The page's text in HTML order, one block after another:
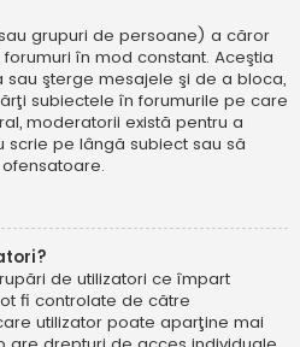
grupuri de persoane) a căror
în mod constant. Aceştia
şterge mesajele şi de a bloca,
subiectele în forumurile pe care
moderatorii există pentru a
scrie pe lângă subiect sau să
de utilizatori ce împart
fi controlate de către
utilizator poate aparţine mai